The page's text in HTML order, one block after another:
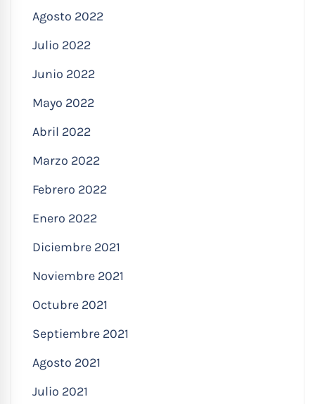
Agosto 2022
Julio 2022
Junio 2022
Mayo 2022
Abril 2022
Marzo 2022
Febrero 2022
Enero 2022
Diciembre 2021
Noviembre 2021
Octubre 2021
Septiembre 2021
Agosto 2021
Julio 2021